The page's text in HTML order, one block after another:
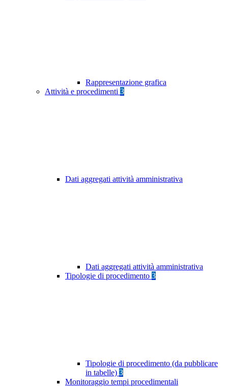
Rappresentazione grafica
Attività e procedimenti 3
Dati aggregati attività amministrativa
Dati aggregati attività amministrativa
Tipologie di procedimento 3
Tipologie di procedimento (da pubblicare
in tabelle) 3
Monitoraggio tempi procedimentali